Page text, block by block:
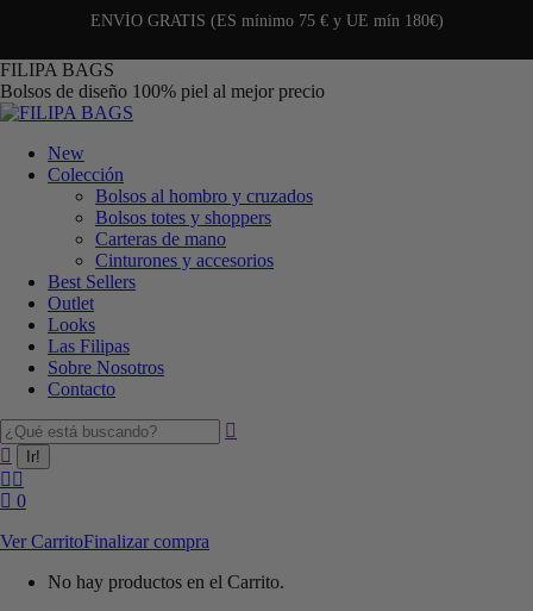
ENVÍO GRATIS (ES mínimo 75 € y UE mín 180€)
FILIPA BAGS
Bolsos de diseño 100% piel al mejor precio
New
Colección
Bolsos al hombro y cruzados
Bolsos totes y shoppers
Carteras de mano
Cinturones y accesorios
Best Sellers
Outlet
Looks
Las Filipas
Sobre Nosotros
Contacto
0
Ver CarritoFinalizar compra
No hay productos en el Carrito.